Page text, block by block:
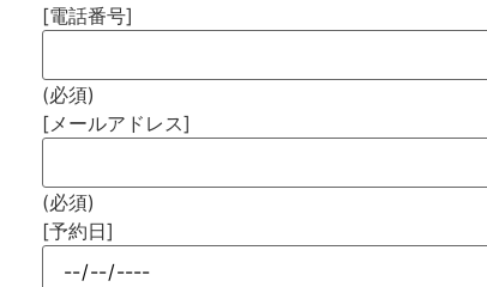
[電話番号]
(必須)
[メールアドレス]
(必須)
[予約日]